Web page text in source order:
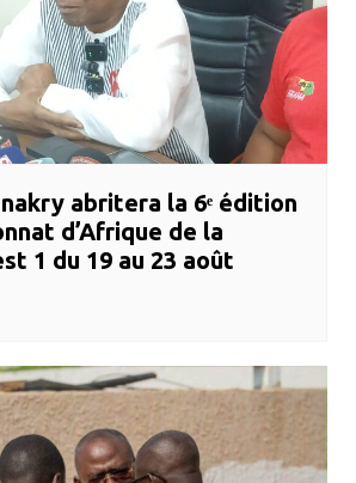
abritera la 6ᵉ édition
d’Afrique de la
1 du 19 au 23 août